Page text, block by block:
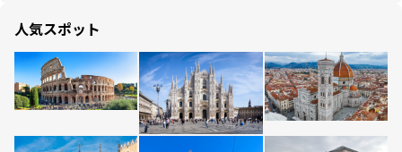
人気スポット